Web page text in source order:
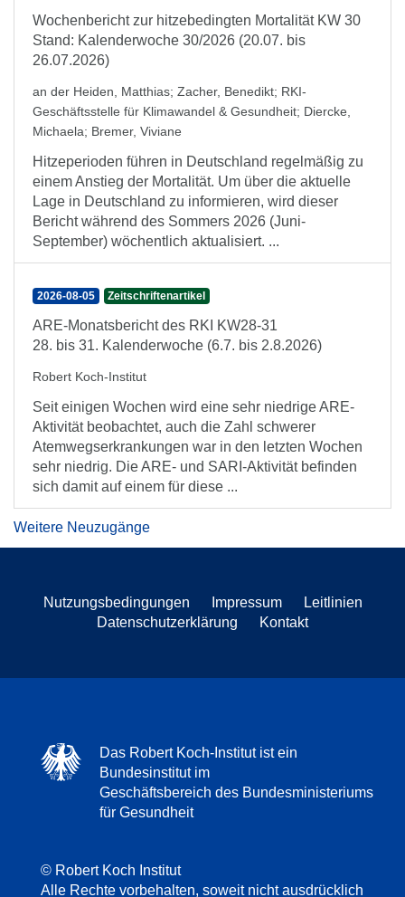
Wochenbericht zur hitzebedingten Mortalität KW 30
Stand: Kalenderwoche 30/2026 (20.07. bis
26.07.2026)
an der Heiden, Matthias; Zacher, Benedikt; RKI-
Geschäftsstelle für Klimawandel & Gesundheit; Diercke,
Michaela; Bremer, Viviane
Hitzeperioden führen in Deutschland regelmäßig zu
einem Anstieg der Mortalität. Um über die aktuelle
Lage in Deutschland zu informieren, wird dieser
Bericht während des Sommers 2026 (Juni-
September) wöchentlich aktualisiert. ...
2026-08-05 Zeitschriftenartikel
ARE-Monatsbericht des RKI KW28-31
28. bis 31. Kalenderwoche (6.7. bis 2.8.2026)
Robert Koch-Institut
Seit einigen Wochen wird eine sehr niedrige ARE-
Aktivität beobachtet, auch die Zahl schwerer
Atemwegserkrankungen war in den letzten Wochen
sehr niedrig. Die ARE- und SARI-Aktivität befinden
sich damit auf einem für diese ...
Weitere Neuzugänge
Nutzungsbedingungen Impressum
Leitlinien
Datenschutzerklärung
Kontakt
Das Robert Koch-Institut ist ein
Bundesinstitut im
Geschäftsbereich des Bundesministeriums
für Gesundheit
© Robert Koch Institut
Alle Rechte vorbehalten, soweit nicht ausdrücklich